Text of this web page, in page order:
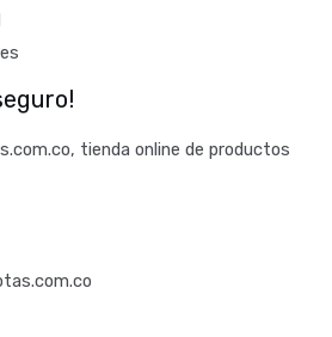
tienda online de productos